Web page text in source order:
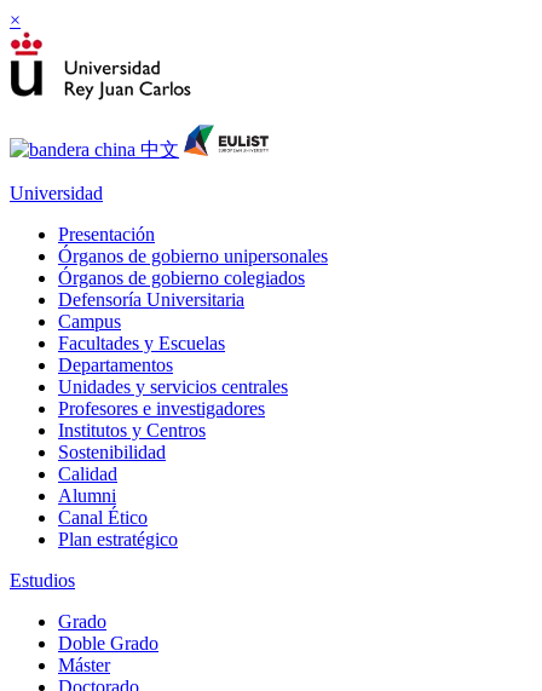
×
Universidad
Presentación
Órganos de gobierno unipersonales
Órganos de gobierno colegiados
Defensoría Universitaria
Campus
Facultades y Escuelas
Departamentos
Unidades y servicios centrales
Profesores e investigadores
Institutos y Centros
Sostenibilidad
Calidad
Alumni
Canal Ético
Plan estratégico
Estudios
Grado
Doble Grado
Máster
Doctorado